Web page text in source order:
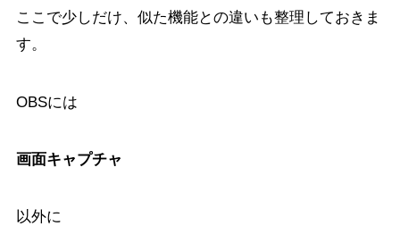
ここで少しだけ、似た機能との違いも整理しておきま
す。
OBSには
画面キャプチャ
以外に